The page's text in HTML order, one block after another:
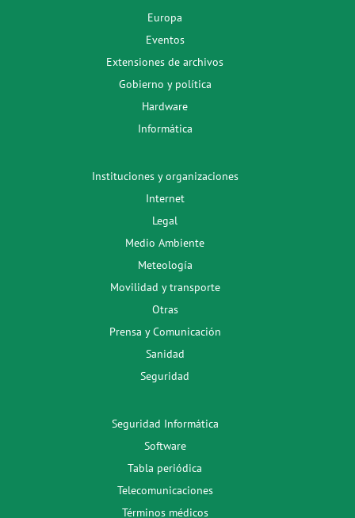
Europa
Eventos
Extensiones de archivos
Gobierno y política
Hardware
Informática
Instituciones y organizaciones
Internet
Legal
Medio Ambiente
Meteología
Movilidad y transporte
Otras
Prensa y Comunicación
Sanidad
Seguridad
Seguridad Informática
Software
Tabla periódica
Telecomunicaciones
Términos médicos